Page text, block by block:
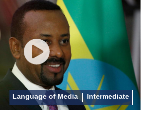
Language of Media Intermediate